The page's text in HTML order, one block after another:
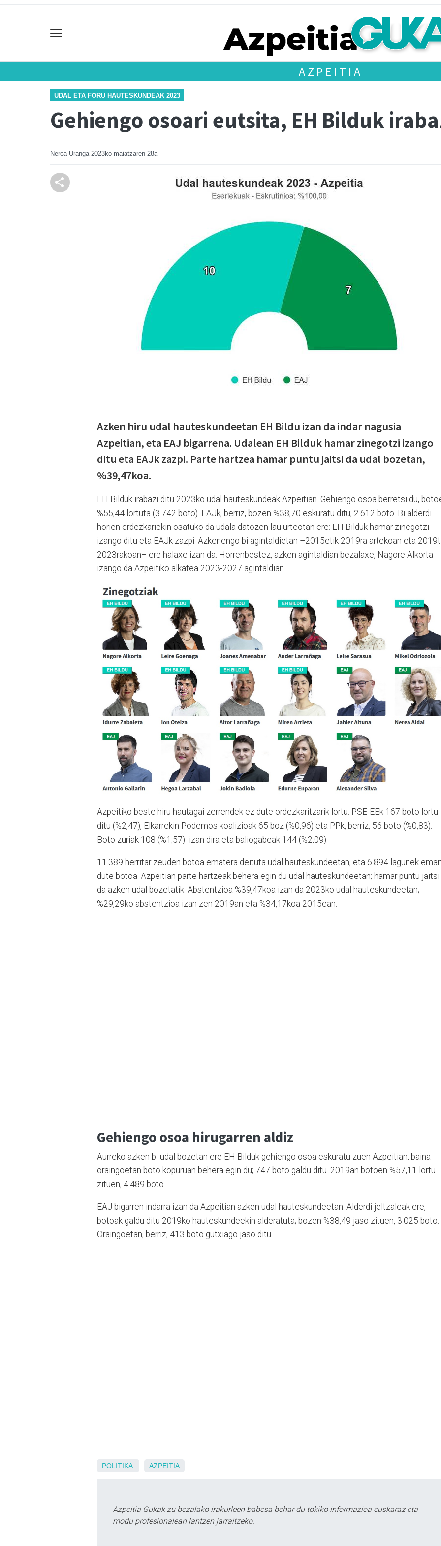
AZPEITIA
UDAL ETA FORU HAUTESKUNDEAK 2023
Gehiengo osoari eutsita, EH Bilduk
Nerea Uranga 2023ko maiatzaren 28a
Azken hiru udal hauteskundeetan EH Bildu izan da indar nagusia
Azpeitian, eta EAJ bigarrena. Udalean EH Bilduk hamar zinegotzi izango
ditu eta EAJk zazpi. Parte hartzea hamar puntu jaitsi da udal bozetan,
%39,47koa.
EH Bilduk irabazi ditu 2023ko udal hauteskundeak Azpeitian. Gehiengo osoa berretsi du,
%55,44 lortuta (3.742 boto). EAJk, berriz, bozen %38,70 eskuratu ditu; 2.612 boto. Bi alderdi
horien ordezkariekin osatuko da udala datozen lau urteotan ere: EH Bilduk hamar zinegotzi
izango ditu eta EAJk zazpi. Azkenengo bi agintaldietan –2015etik 2019ra artekoan eta
2023rakoan– ere halaxe izan da. Horrenbestez, azken agintaldian bezalaxe, Nagore Alkorta
izango da Azpeitiko alkatea 2023-2027 agintaldian.
Azpeitiko beste hiru hautagai zerrendek ez dute ordezkaritzarik lortu: PSE-EEk 167 boto lortu
ditu (%2,47), Elkarrekin Podemos koalizioak 65 boz (%0,96) eta PPk, berriz, 56 boto (%0,83).
Boto zuriak 108 (%1,57) izan dira eta baliogabeak 144 (%2,09).
11.389 herritar zeuden botoa ematera deituta udal hauteskundeetan, eta 6.894 lagunek
dute botoa. Azpeitian parte hartzeak behera egin du udal hauteskundeetan; hamar puntu jaitsi
da azken udal bozetatik. Abstentzioa %39,47koa izan da 2023ko udal hauteskundeetan;
%29,29ko abstentzioa izan zen 2019an eta %34,17koa 2015ean.
Gehiengo osoa hirugarren aldiz
Aurreko azken bi udal bozetan ere EH Bilduk gehiengo osoa eskuratu zuen Azpeitian, baina
oraingoetan boto kopuruan behera egin du; 747 boto galdu ditu. 2019an botoen %57,11 lortu
zituen, 4.489 boto.
EAJ bigarren indarra izan da Azpeitian azken udal hauteskundeetan. Alderdi jeltzaleak ere,
botoak galdu ditu 2019ko hauteskundeekin alderatuta; bozen %38,49 jaso zituen, 3.025 boto.
Oraingoetan, berriz, 413 boto gutxiago jaso ditu.
POLITIKA AZPEITIA
Azpeitia Gukak zu bezalako irakurleen babesa behar du tokiko informazioa euskaraz eta
modu profesionalean lantzen jarraitzeko.